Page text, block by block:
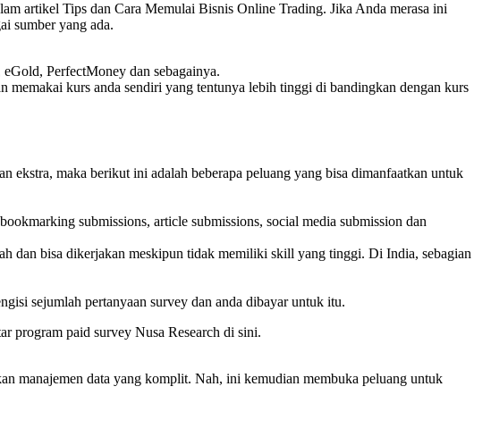
artikel Tips dan Cara Memulai Bisnis Online Trading. Jika Anda merasa ini
sumber yang ada.
PerfectMoney dan sebagainya.
kurs anda sendiri yang tentunya lebih tinggi di bandingkan dengan kurs
ekstra, maka berikut ini adalah beberapa peluang yang bisa dimanfaatkan untuk
submissions, article submissions, social media submission dan
dan bisa dikerjakan meskipun tidak memiliki skill yang tinggi. Di India, sebagian
sejumlah pertanyaan survey dan anda dibayar untuk itu.
program paid survey Nusa Research di sini.
manajemen data yang komplit. Nah, ini kemudian membuka peluang untuk